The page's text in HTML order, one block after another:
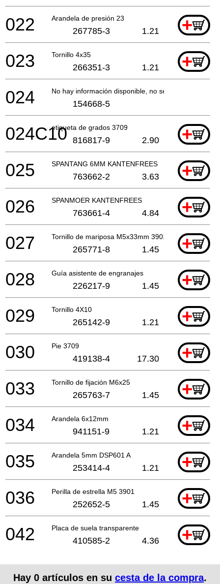
Arandela de presión 23 +
022 267785-3 1.21
Tornillo 4x35 +
023 266351-3 1.21
No hay información disponible, no se puede pedir
024 154668-5
etiqueta de grados 3709 +
024C10 816817-9 2.90
SPANTANG 6MM KANTENFREES +
025 763662-2 3.63
SPANMOER KANTENFREES +
026 763661-4 4.84
Tornillo de mariposa M5x33mm 3901 +
027 265771-8 1.45
Guía asistente de engranajes +
028 226217-9 1.45
Tornillo 4X10 +
029 265142-9 1.21
Pie 3709 +
030 419138-4 17.30
Tornillo de fijación M6x25 +
033 265763-7 1.45
Arandela 6x12mm +
034 941151-9 1.21
Arandela 5mm DSP601 A +
035 253414-4 1.21
Perilla de estrella M5 3901 +
036 252652-5 1.45
Placa de suela transparente +
042 410585-2 4.36
Hay 0 artículos en su cesta de la compra.